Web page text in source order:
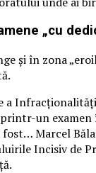
„cu
și în zona
a
un examen
Marcel
Incisiv de